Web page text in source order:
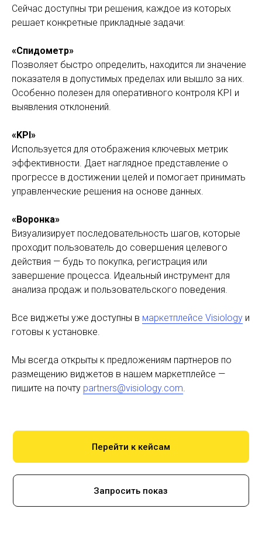
Сейчас доступны три решения, каждое из которых
решает конкретные прикладные задачи:
«Спидометр»
Позволяет быстро определить, находится ли значение
показателя в допустимых пределах или вышло за них.
Особенно полезен для оперативного контроля KPI и
выявления отклонений.
«KPI»
Используется для отображения ключевых метрик
эффективности. Дает наглядное представление о
прогрессе в достижении целей и помогает принимать
управленческие решения на основе данных.
«Воронка»
Визуализирует последовательность шагов, которые
проходит пользователь до совершения целевого
действия — будь то покупка, регистрация или
завершение процесса. Идеальный инструмент для
анализа продаж и пользовательского поведения.
Все виджеты уже доступны в маркетплейсе Visiology и
готовы к установке.
Мы всегда открыты к предложениям партнеров по
размещению виджетов в нашем маркетплейсе —
пишите на почту partners@visiology.com.
Перейти к кейсам
Запросить показ